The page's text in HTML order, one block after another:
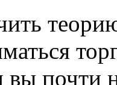
вы почти